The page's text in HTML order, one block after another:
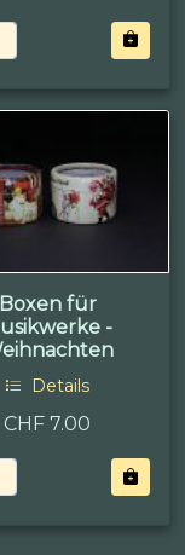
Boxen für
-
Details
CHF 7.00